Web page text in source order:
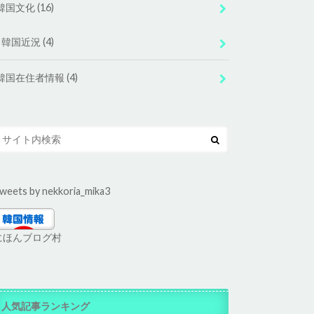
国文化(16)
韓国近況 (4)
国在住者情報(4)
by nekkoria_mika3
ほんブログ村
人気記事ランキング